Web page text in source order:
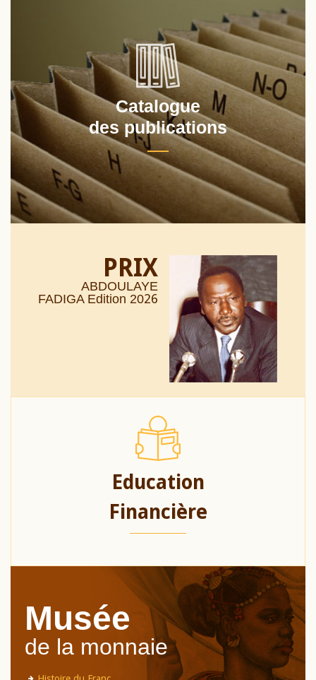
Catalogue
des publications
PRIX
ABDOULAYE
FADIGA Edition 2026
Education
Financière
Musée
de la monnaie